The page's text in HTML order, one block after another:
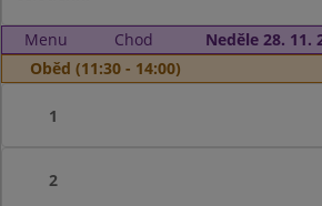
Menu Chod
Neděle 28. 11.
Oběd (11:30 - 14:00)
1
2